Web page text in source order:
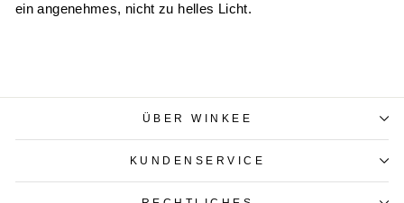
ein angenehmes, nicht zu helles Licht.
ÜBER WINKEE
KUNDENSERVICE